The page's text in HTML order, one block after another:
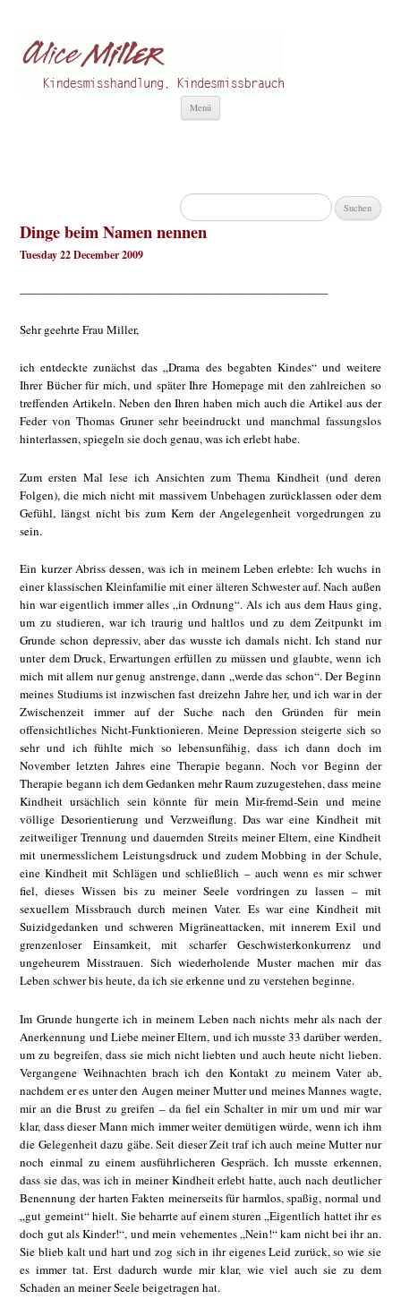
Menü
Suchen
nach:
Dinge beim Namen nennen
Tuesday 22 December 2009
——————————————————————————–
Sehr geehrte Frau Miller,
ich entdeckte zunächst das „Drama des begabten Kindes“ und weitere
Ihrer Bücher für mich, und später Ihre Homepage mit den zahlreichen so
treffenden Artikeln. Neben den Ihren haben mich auch die Artikel aus der
Feder von Thomas Gruner sehr beeindruckt und manchmal fassungslos
hinterlassen, spiegeln sie doch genau, was ich erlebt habe.
Zum ersten Mal lese ich Ansichten zum Thema Kindheit (und deren
Folgen), die mich nicht mit massivem Unbehagen zurücklassen oder dem
Gefühl, längst nicht bis zum Kern der Angelegenheit vorgedrungen zu
sein.
Ein kurzer Abriss dessen, was ich in meinem Leben erlebte: Ich wuchs in
einer klassischen Kleinfamilie mit einer älteren Schwester auf. Nach außen
hin war eigentlich immer alles „in Ordnung“. Als ich aus dem Haus ging,
um zu studieren, war ich traurig und haltlos und zu dem Zeitpunkt im
Grunde schon depressiv, aber das wusste ich damals nicht. Ich stand nur
unter dem Druck, Erwartungen erfüllen zu müssen und glaubte, wenn ich
mich mit allem nur genug anstrenge, dann „werde das schon“. Der Beginn
meines Studiums ist inzwischen fast dreizehn Jahre her, und ich war in der
Zwischenzeit immer auf der Suche nach den Gründen für mein
offensichtliches Nicht-Funktionieren. Meine Depression steigerte sich so
sehr und ich fühlte mich so lebensunfähig, dass ich dann doch im
November letzten Jahres eine Therapie begann. Noch vor Beginn der
Therapie begann ich dem Gedanken mehr Raum zuzugestehen, dass meine
Kindheit ursächlich sein könnte für mein Mir-fremd-Sein und meine
völlige Desorientierung und Verzweiflung. Das war eine Kindheit mit
zeitweiliger Trennung und dauernden Streits meiner Eltern, eine Kindheit
mit unermesslichem Leistungsdruck und zudem Mobbing in der Schule,
eine Kindheit mit Schlägen und schließlich – auch wenn es mir schwer
fiel, dieses Wissen bis zu meiner Seele vordringen zu lassen – mit
sexuellem Missbrauch durch meinen Vater. Es war eine Kindheit mit
Suizidgedanken und schweren Migräneattacken, mit innerem Exil und
grenzenloser Einsamkeit, mit scharfer Geschwisterkonkurrenz und
ungeheurem Misstrauen. Sich wiederholende Muster machen mir das
Leben schwer bis heute, da ich sie erkenne und zu verstehen beginne.
Im Grunde hungerte ich in meinem Leben nach nichts mehr als nach der
Anerkennung und Liebe meiner Eltern, und ich musste 33 darüber werden,
um zu begreifen, dass sie mich nicht liebten und auch heute nicht lieben.
Vergangene Weihnachten brach ich den Kontakt zu meinem Vater ab,
nachdem er es unter den Augen meiner Mutter und meines Mannes wagte,
mir an die Brust zu greifen – da fiel ein Schalter in mir um und mir war
klar, dass dieser Mann mich immer weiter demütigen würde, wenn ich ihm
die Gelegenheit dazu gäbe. Seit dieser Zeit traf ich auch meine Mutter nur
noch einmal zu einem ausführlicheren Gespräch. Ich musste erkennen,
dass sie das, was ich in meiner Kindheit erlebt hatte, auch nach deutlicher
Benennung der harten Fakten meinerseits für harmlos, spaßig, normal und
„gut gemeint“ hielt. Sie beharrte auf einem sturen „Eigentlich hattet ihr es
doch gut als Kinder!“, und mein vehementes „Nein!“ kam nicht bei ihr an.
Sie blieb kalt und hart und zog sich in ihr eigenes Leid zurück, so wie sie
es immer tat. Erst dadurch wurde mir klar, wie viel auch sie zu dem
Schaden an meiner Seele beigetragen hat.